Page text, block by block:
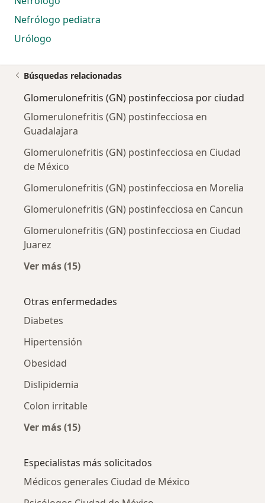
Nefrólogo pediatra
Urólogo
Búsquedas relacionadas
Glomerulonefritis (GN) postinfecciosa por ciudad
Glomerulonefritis (GN) postinfecciosa en
Guadalajara
Glomerulonefritis (GN) postinfecciosa en Ciudad
de México
Glomerulonefritis (GN) postinfecciosa en Morelia
Glomerulonefritis (GN) postinfecciosa en Cancun
Glomerulonefritis (GN) postinfecciosa en Ciudad
Juarez
Ver más (15)
Otras enfermedades
Diabetes
Hipertensión
Obesidad
Dislipidemia
Colon irritable
Ver más (15)
Especialistas más solicitados
Médicos generales Ciudad de México